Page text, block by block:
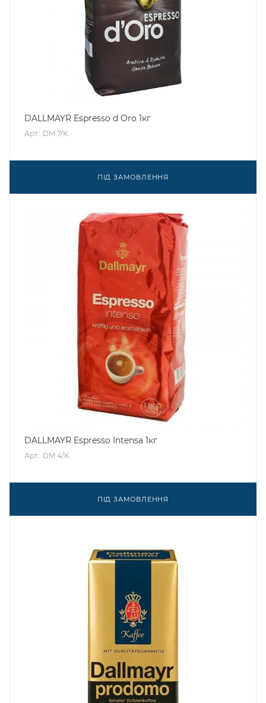
DALLMAYR Espresso d Oro 1кг
Арт.: DM 7/K
ПІД ЗАМОВЛЕННЯ
DALLMAYR Espresso Intensa 1кг
Арт.: DM 4/K
ПІД ЗАМОВЛЕННЯ